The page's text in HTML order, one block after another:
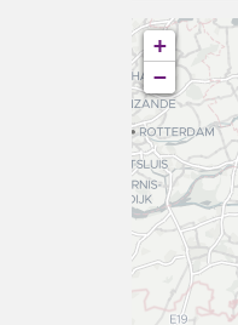
+
−